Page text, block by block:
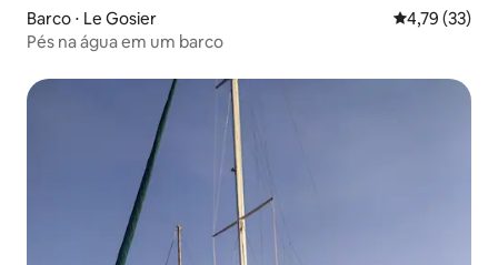
Barco ⋅ Le Gosier 4,79 de uma
4,79 (33)
Pés na água em um barco